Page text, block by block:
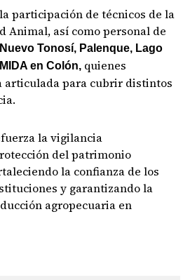
participación de técnicos de la
Animal, así como personal de
Tonosí, Palenque, Lago
en Colón, quienes
articulada para cubrir distintos
la vigilancia
del patrimonio
la confianza de los
y garantizando la
agropecuaria en